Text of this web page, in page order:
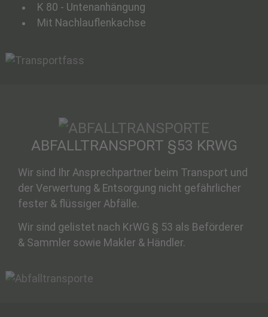
K 80 - Untenanhängung
Mit Nachlauflenkachse
ABFALLTRANSPORT §53 KRWG
Wir sind Ihr Ansprechpartner beim Transport und
der Verwertung & Entsorgung nicht gefährlicher
fester & flüssiger Abfälle.
Wir sind gelistet nach KrWG § 53 als Beförderer
& Sammler sowie Makler & Händler.